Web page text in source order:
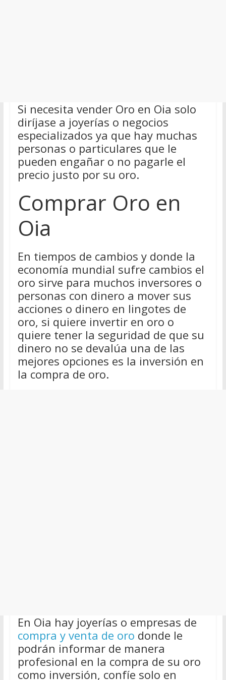
Si necesita vender Oro en Oia solo
diríjase a joyerías o negocios
especializados ya que hay muchas
personas o particulares que le
pueden engañar o no pagarle el
precio justo por su oro.
Comprar Oro en
Oia
En tiempos de cambios y donde la
economía mundial sufre cambios el
oro sirve para muchos inversores o
personas con dinero a mover sus
acciones o dinero en lingotes de
oro, si quiere invertir en oro o
quiere tener la seguridad de que su
dinero no se devalúa una de las
mejores opciones es la inversión en
la compra de oro.
En Oia hay joyerías o empresas de
compra y venta de oro donde le
podrán informar de manera
profesional en la compra de su oro
como inversión, confíe solo en